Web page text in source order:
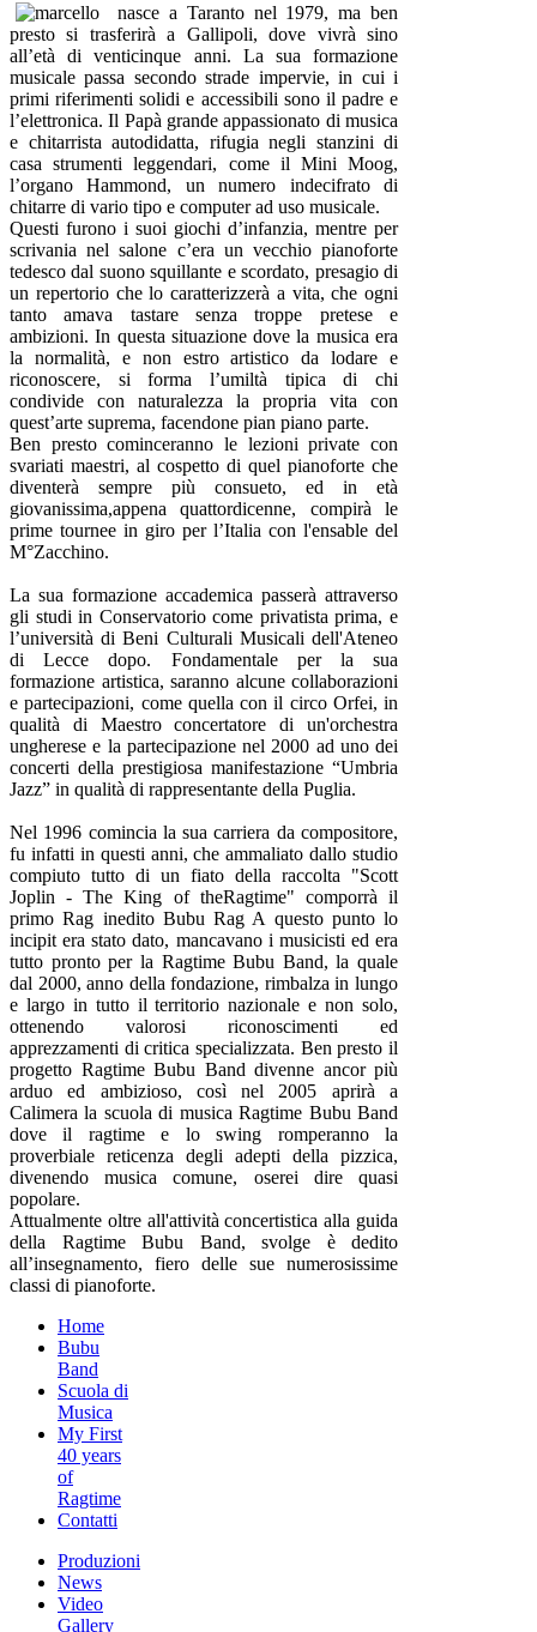
nasce a Taranto nel 1979, ma ben
presto si trasferirà a Gallipoli, dove vivrà sino
all’età di venticinque anni. La sua formazione
musicale passa secondo strade impervie, in cui i
primi riferimenti solidi e accessibili sono il padre e
l’elettronica. Il Papà grande appassionato di musica
e chitarrista autodidatta, rifugia negli stanzini di
casa strumenti leggendari, come il Mini Moog,
l’organo Hammond, un numero indecifrato di
chitarre di vario tipo e computer ad uso musicale.
Questi furono i suoi giochi d’infanzia, mentre per
scrivania nel salone c’era un vecchio pianoforte
tedesco dal suono squillante e scordato, presagio di
un repertorio che lo caratterizzerà a vita, che ogni
tanto amava tastare senza troppe pretese e
ambizioni. In questa situazione dove la musica era
la normalità, e non estro artistico da lodare e
riconoscere, si forma l’umiltà tipica di chi
condivide con naturalezza la propria vita con
quest’arte suprema, facendone pian piano parte.
Ben presto cominceranno le lezioni private con
svariati maestri, al cospetto di quel pianoforte che
diventerà sempre più consueto, ed in età
giovanissima,appena quattordicenne, compirà le
prime tournee in giro per l’Italia con l'ensable del
M°Zacchino.
La sua formazione accademica passerà attraverso
gli studi in Conservatorio come privatista prima, e
l’università di Beni Culturali Musicali dell'Ateneo
di Lecce dopo. Fondamentale per la sua
formazione artistica, saranno alcune collaborazioni
e partecipazioni, come quella con il circo Orfei, in
qualità di Maestro concertatore di un'orchestra
ungherese e la partecipazione nel 2000 ad uno dei
concerti della prestigiosa manifestazione “Umbria
Jazz” in qualità di rappresentante della Puglia.
Nel 1996 comincia la sua carriera da compositore,
fu infatti in questi anni, che ammaliato dallo studio
compiuto tutto di un fiato della raccolta "Scott
Joplin - The King of theRagtime" comporrà il
primo Rag inedito Bubu Rag A questo punto lo
incipit era stato dato, mancavano i musicisti ed era
tutto pronto per la Ragtime Bubu Band, la quale
dal 2000, anno della fondazione, rimbalza in lungo
e largo in tutto il territorio nazionale e non solo,
ottenendo valorosi riconoscimenti ed
apprezzamenti di critica specializzata. Ben presto il
progetto Ragtime Bubu Band divenne ancor più
arduo ed ambizioso, così nel 2005 aprirà a
Calimera la scuola di musica Ragtime Bubu Band
dove il ragtime e lo swing romperanno la
proverbiale reticenza degli adepti della pizzica,
divenendo musica comune, oserei dire quasi
popolare.
Attualmente oltre all'attività concertistica alla guida
della Ragtime Bubu Band, svolge è dedito
all’insegnamento, fiero delle sue numerosissime
classi di pianoforte.
Home
Bubu
Band
Scuola di
Musica
My First
40 years
of
Ragtime
Contatti
Produzioni
News
Video
Gallery